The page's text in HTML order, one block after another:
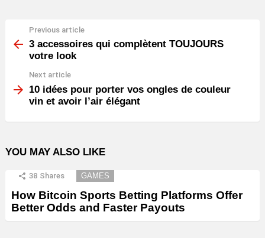
more
Previous article
3 accessoires qui complètent TOUJOURS
votre look
Next article
10 idées pour porter vos ongles de couleur
vin et avoir l’air élégant
YOU MAY ALSO LIKE
38 Shares GAMES
How Bitcoin Sports Betting Platforms Offer
Better Odds and Faster Payouts